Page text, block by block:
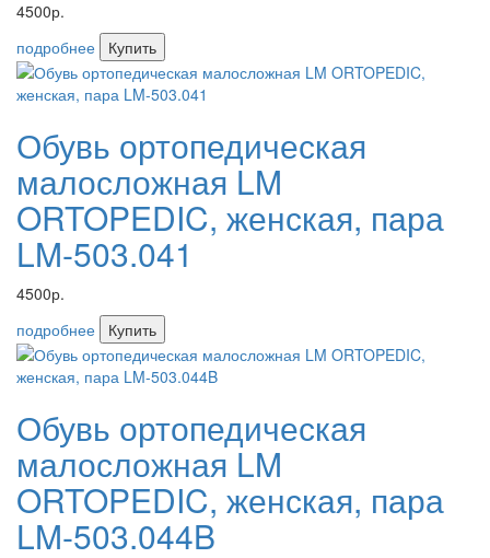
4500р.
подробнее
Купить
Обувь ортопедическая
малосложная LM
ORTOPEDIC, женская, пара
LM-503.041
4500р.
подробнее
Купить
Обувь ортопедическая
малосложная LM
ORTOPEDIC, женская, пара
LM-503.044B